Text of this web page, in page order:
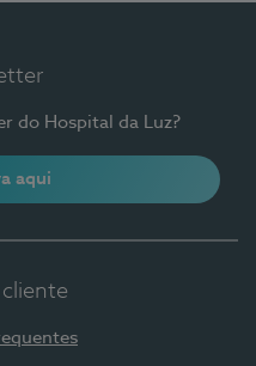
do Hospital da Luz?
aqui